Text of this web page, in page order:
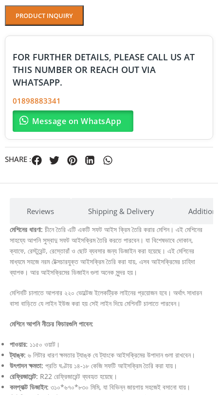
PRODUCT INQUIRY
FOR FURTHER DETAILS, PLEASE CALL US AT
THIS NUMBER OR REACH OUT VIA
WHATSAPP.
01898883341
Message on WhatsApp
SHARE :
Reviews Shipping & Delivery
মেশিনের ধারণা: চীনে তৈরি এটি একটি সফট আইস ক্রিম তৈরি করার মেশিন। এই মেশিনের
সাহয্যে আপনি সুস্বাদু সফট আইসক্রিম তৈরি করতে পারবেন। যা বিশেষভাবে দোকান,
ক্যাফে, রেস্টুরেন্ট, রেস্তোরাঁ ও ছোট ব্যবসার জন্য ডিজাইন করা হয়েছে। এই মেশিনের
মাধ্যমে সহজে নরম টেক্সচারযুক্ত আইসক্রিম তৈরি করা যায়, এসব আইসক্রিমের চাহিদা
ব্যাপক। আর আইসক্রিমের ডিজাইন গুলা অনেক সুন্দর হয়।
মেশিনটি চালাতে আপনার ২২০ ভোল্টেজ ইলেকট্রিক লাইনের প্রয়োজন হবে। অর্থাৎ সাধারন
বাসা বাড়িতে যে লাইন ইউজ করা হয় সেই লাইন দিয়ে মেশিনটি চালাতে পারবেন।
মেশিনে আপনি নীচের ফিচারগুলি পাবেন:
পাওয়ার: ১১৫০ ওয়াট।
ট্যাঙ্ক: ৬ লিটার ধারণ ক্ষমতার ট্যাঙ্ক যে ট্যাংকে আইসক্রিমের উপাদান গুলা রাখবেন।
উৎপাদন ক্ষমতা: প্রতি ঘণ্টায় ১৪-১৮ কেজি সফটি আইসক্রিম তৈরি করা যায়।
রেফ্রিজারেন্ট: R22 রেফ্রিজারেন্ট ব্যবহৃত হয়েছে।
কমপ্যাক্ট ডিজাইন: ৩১০*৬৭০*৮৩০ মিমি, যা বিভিন্ন জায়গায় সহজেই বসানো যায়।